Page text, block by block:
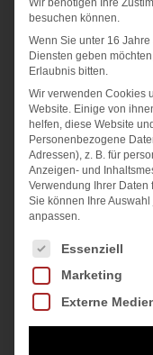
Pants
Ethan
inkl. MwSt.
zzgl.
Versandkosten
besuchen können.
Wenn Sie unter 16
Diensten geben
Erlaubnis bitten.
Wir verwenden Cookies
Website. Einige von
helfen, diese Website
Personenbezogene
Adressen), z. B. für
Anzeigen- und
Verwendung Ihrer
Sie können Ihre
anpassen.
Es folgt eine Liste
Essenziell
Marketing
Externe